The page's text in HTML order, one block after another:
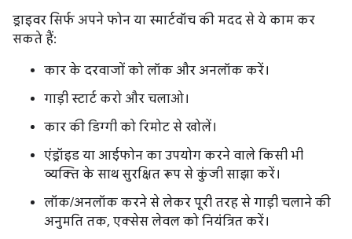
ड्राइवर सिर्फ अपने फोन या स्मार्टवॉच की मदद से ये काम कर
सकते हैं:
कार के दरवाजों को लॉक और अनलॉक करें।
गाड़ी स्टार्ट करो और चलाओ।
कार की डिग्गी को रिमोट से खोलें।
एंड्रॉइड या आईफोन का उपयोग करने वाले किसी भी
व्यक्ति के साथ सुरक्षित रूप से कुंजी साझा करें।
लॉक/अनलॉक करने से लेकर पूरी तरह से गाड़ी चलाने की
अनुमति तक, एक्सेस लेवल को नियंत्रित करें।